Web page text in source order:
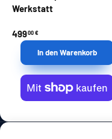
Werkstatt
49900 €
In den Warenkorb